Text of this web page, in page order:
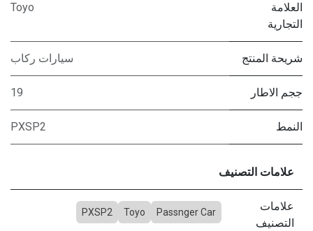
العلامة
التجارية
Toyo
شريحة المنتج سيارات ركاب
ججم الاطار 19
النمط PXSP2
علامات التصنيف
علامات
التصنيف
Passnger Car
Toyo
PXSP2